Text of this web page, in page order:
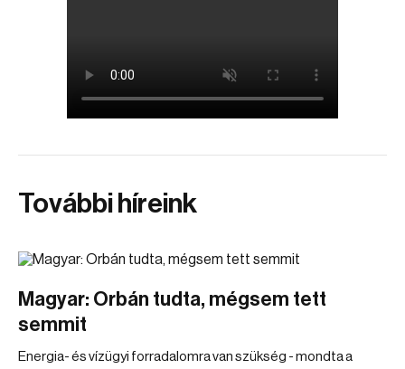
További híreink
Magyar: Orbán tudta, mégsem tett
semmit
Energia- és vízügyi forradalomra van szükség - mondta a